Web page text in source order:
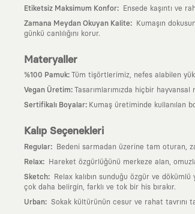
Etiketsiz Maksimum Konfor: Ensede kaşıntı ve
Zamana Meydan Okuyan Kalite:
Kumaşın
günkü canlılığını korur.
Materyaller
%100 Pamuk: Tüm tişörtlerimiz, nefes alabilen
Vegan Üretim: Tasarımlarımızda hiçbir hayvansal
Sertifikalı Boyalar: Kumaş üretiminde kullanılan
Kalıp Seçenekleri
Regular: Bedeni sarmadan üzerine tam oturan,
Relax: Hareket özgürlüğünü merkeze alan,
Sketch:
Relax kalıbın sunduğu özgür ve
çok daha belirgin, farklı ve tok bir his bırakır.
Urban: Sokak kültürünün cesur ve rahat tavrını